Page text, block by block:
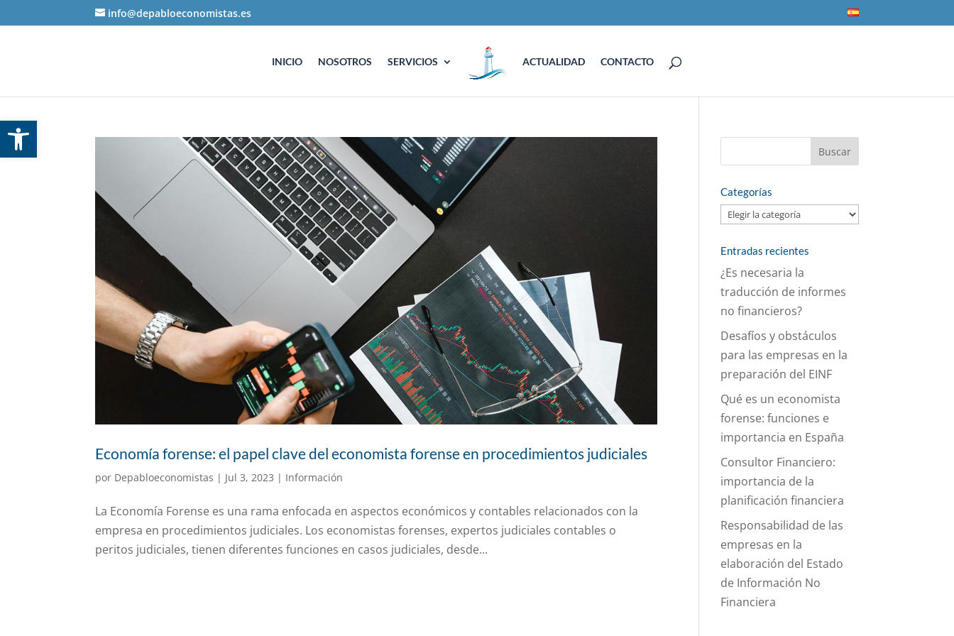
Abrir barra de herramientas
info@depabloeconomistas.es
INICIO NOSOTROS SERVICIOS ACTUALIDAD CONTACTO
Economía forense: el papel clave del economista forense en procedimientos judiciales
por Depabloeconomistas | Jul 3, 2023 | Información
La Economía Forense es una rama enfocada en aspectos económicos y contables relacionados con la
empresa en procedimientos judiciales. Los economistas forenses, expertos judiciales contables o
peritos judiciales, tienen diferentes funciones en casos judiciales, desde...
Categorías
Categorías
Entradas recientes
¿Es necesaria la
traducción de informes
no financieros?
Desafíos y obstáculos
para las empresas en la
preparación del EINF
Qué es un economista
forense: funciones e
importancia en España
Consultor Financiero:
importancia de la
planificación financiera
Responsabilidad de las
empresas en la
elaboración del Estado
de Información No
Financiera